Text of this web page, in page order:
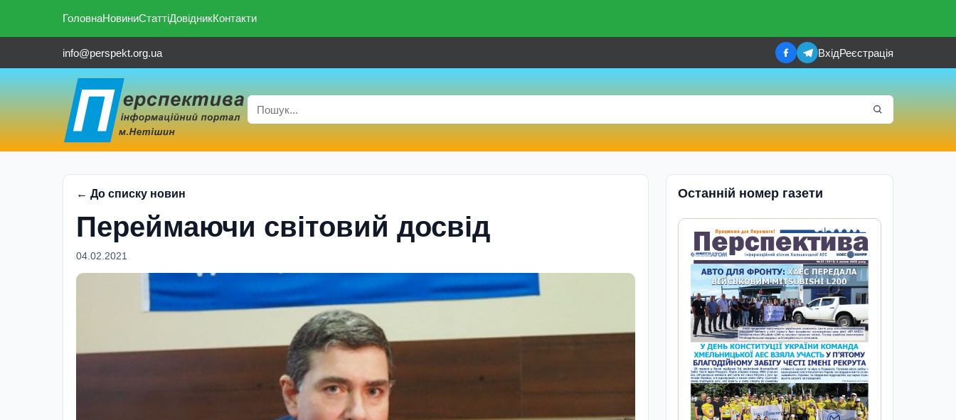
ГоловнаНовиниСтаттіДовідникКонтакти
info@perspekt.org.ua ВхідРеєстрація
← До списку новин
Переймаючи світовий досвід
04.02.2021
Останній номер газети